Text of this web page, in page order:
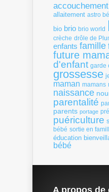
accouchement
allaitement astro
bio brio brio world
crèche drôle de
enfants famille
future
d'enfant garde
grossesse
maman mamans
naissance
parentalité
parents portage
puériculture
bébé sortie en
éducation
bébé